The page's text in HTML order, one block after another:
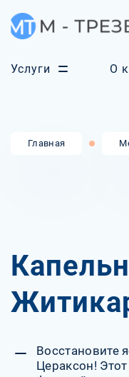
Услуги О
Главная
Восстановите
Цераксон!